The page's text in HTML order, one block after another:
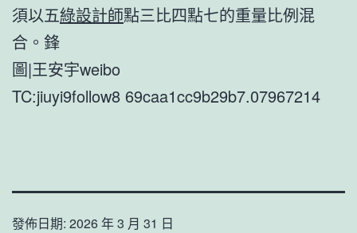
須以五綠設計師點三比四點七的重量比例混
合。鋒
圖|王安宇weibo
TC:jiuyi9follow8 69caa1cc9b29b7.07967214
發佈日期: 2026 年 3 月 31 日